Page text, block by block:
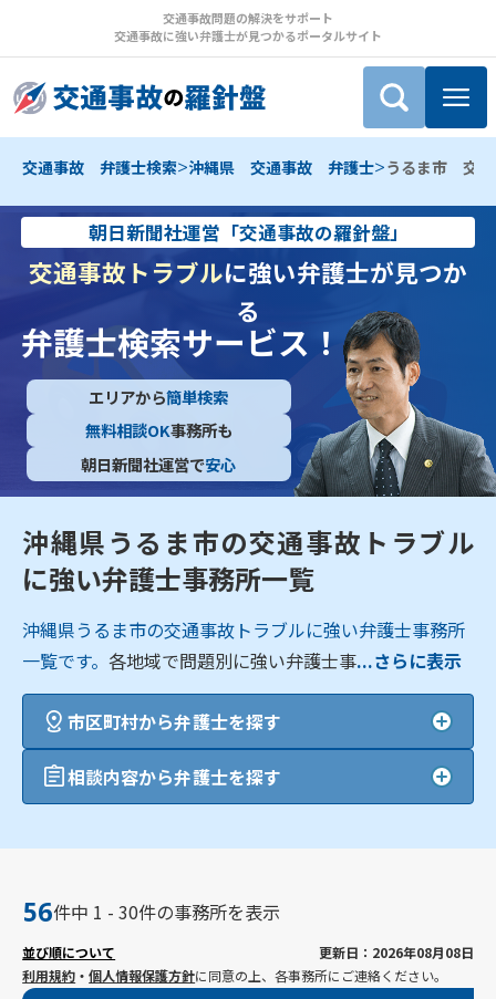
交通事故問題の解決をサポート
交通事故に強い弁護士が見つかるポータルサイト
交通事故 弁護士検索>沖縄県 交通事故 弁護士>うるま市 交
朝日新聞社運営「交通事故の羅針盤」
交通事故トラブルに強い弁護士が見つか
る
弁護士検索サービス！
エリアから簡単検索
無料相談OK事務所も
朝日新聞社運営で安心
沖縄県うるま市の交通事故トラブル
に強い弁護士事務所一覧
沖縄県うるま市の交通事故トラブルに強い弁護士事務所
一覧です。各地域で問題別に強い弁護士事...さらに表示
市区町村から弁護士を探す
相談内容から弁護士を探す
56件中 1 - 30件の事務所を表示
並び順について
更新日：2026年08月08日
利用規約 ・個人情報保護方針に同意の上、各事務所にご連絡ください。